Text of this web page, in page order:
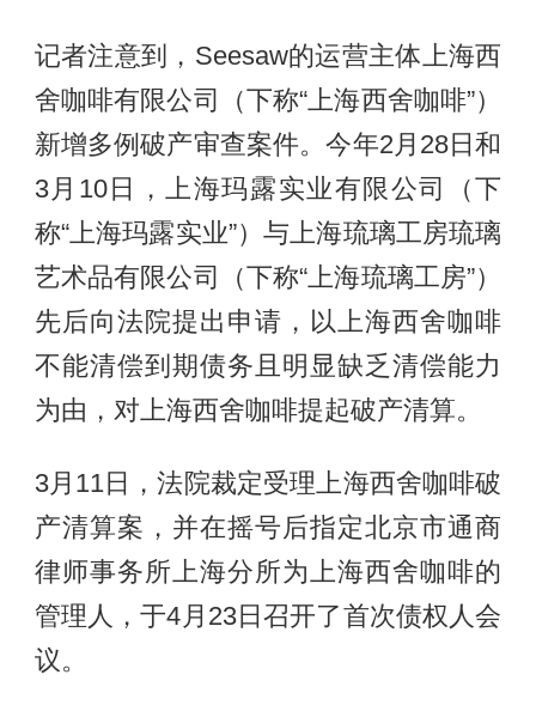
记者注意到，Seesaw的运营主体上海西
舍咖啡有限公司（下称“上海西舍咖啡”）
新增多例破产审查案件。今年2月28日和
3月10日，上海玛露实业有限公司（下
称“上海玛露实业”）与上海琉璃工房琉璃
艺术品有限公司（下称“上海琉璃工房”）
先后向法院提出申请，以上海西舍咖啡
不能清偿到期债务且明显缺乏清偿能力
为由，对上海西舍咖啡提起破产清算。
3月11日，法院裁定受理上海西舍咖啡破
产清算案，并在摇号后指定北京市通商
律师事务所上海分所为上海西舍咖啡的
管理人，于4月23日召开了首次债权人会
议。